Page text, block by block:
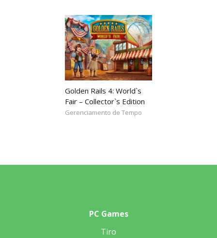
Golden Rails 4: World`s
Fair – Collector`s Edition
Gerenciamento de Tempo
PC Games
Tiro